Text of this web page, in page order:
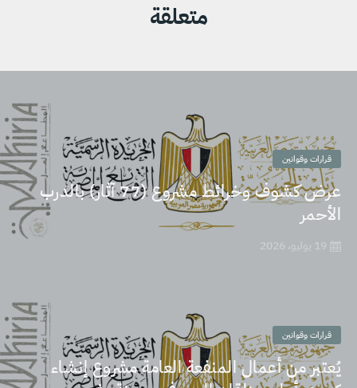
متعلقة
قرارات وقوانين
عرض كشوف وخرائط مشروع (77 آثار) بالدرب
الأحمر
19 يوليو، 2026
قرارات وقوانين
يُعتبر من أعمال المنفعة العامة مشروع إنشاء